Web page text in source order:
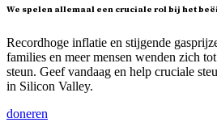
We spelen allemaal een cruciale rol bij het
Recordhoge inflatie en stijgende
families en meer mensen wenden zich
steun. Geef vandaag en help cruciale
in Silicon Valley.
doneren